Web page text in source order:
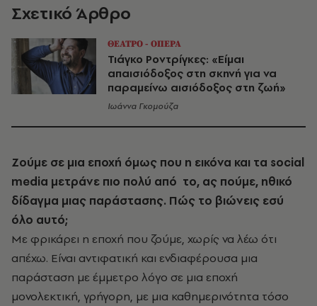
Σχετικό Άρθρο
ΘΕΑΤΡΟ - ΟΠΕΡΑ
Τιάγκο Ροντρίγκες: «Είμαι
απαισιόδοξος στη σκηνή για να
παραμείνω αισιόδοξος στη ζωή»
Ιωάννα Γκομούζα
Ζούμε σε μια εποχή όμως που η εικόνα και τα social
media μετράνε πιο πολύ από το, ας πούμε, ηθικό
δίδαγμα μιας παράστασης. Πώς το βιώνεις εσύ
όλο αυτό;
Με φρικάρει η εποχή που ζούμε, χωρίς να λέω ότι
απέχω. Είναι αντιφατική και ενδιαφέρουσα μια
παράσταση με έμμετρο λόγο σε μια εποχή
μονολεκτική, γρήγορη, με μια καθημερινότητα τόσο